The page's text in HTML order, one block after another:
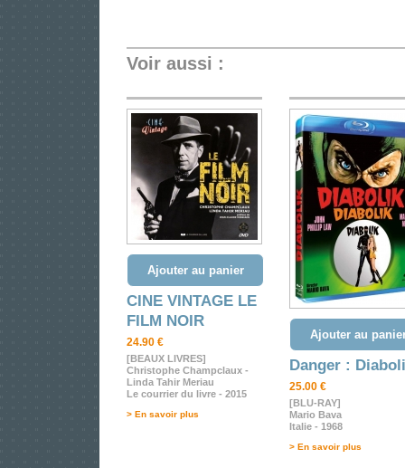
Voir aussi :
Ajouter au panier
CINE VINTAGE LE
FILM NOIR
24.90 €
[BEAUX LIVRES]
Christophe Champclaux -
Linda Tahir Meriau
Le courrier du livre - 2015
> En savoir plus
Ajouter au
Danger :
25.00 €
[BLU-RAY]
Mario Bava
Italie - 1968
> En savoir plus